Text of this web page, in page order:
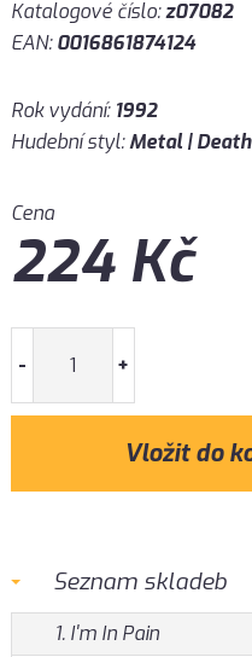
Katalogové číslo:z07082
EAN:0016861874124
Rok vydání: 1992
Hudební styl:Metal | Death
Cena
224Kč
- +
Seznam skladeb
1. I'm In Pain